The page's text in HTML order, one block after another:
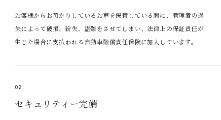
お客様からお預かりしているお車を保管している間に、管理者の過
失によって破損、紛失、盗難をさせてしまい、法律上の保証責任が
生じた場合に支払われる自動車賠償責任保険に加入しています。
02
セキュリティー完備